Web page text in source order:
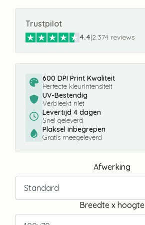
Trustpilot
4.4|2.374 reviews
600 DPI Print Kwaliteit
Perfecte kleurintensiteit
UV-Bestendig
Verbleekt niet
Levertijd 4 dagen
Snel geleverd
Plaksel inbegrepen
Gratis meegeleverd
Afwerking
Breedte x hoogte